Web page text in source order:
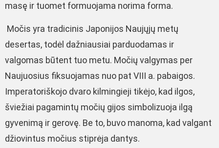
masę ir tuomet formuojama norima forma.
Močis yra tradicinis Japonijos Naujųjų metų
desertas, todėl dažniausiai parduodamas ir
valgomas būtent tuo metu. Močių valgymas per
Naujuosius fiksuojamas nuo pat VIII a. pabaigos.
Imperatoriškojo dvaro kilmingieji tikėjo, kad ilgos,
šviežiai pagamintų močių gijos simbolizuoja ilgą
gyvenimą ir gerovę. Be to, buvo manoma, kad valgant
džiovintus močius stiprėja dantys.